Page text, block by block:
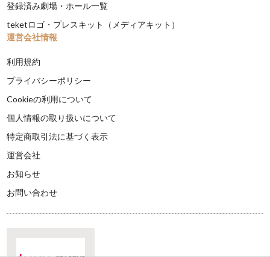
登録済み劇場・ホール一覧
teketロゴ・プレスキット（メディアキット）
運営会社情報
利用規約
プライバシーポリシー
Cookieの利用について
個人情報の取り扱いについて
特定商取引法に基づく表示
運営会社
お知らせ
お問い合わせ